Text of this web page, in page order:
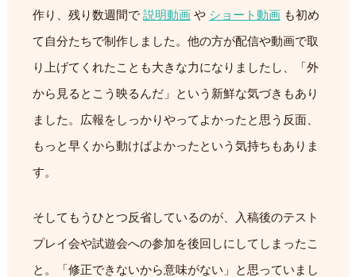
作り、残り数週間で 説明動画 や ショート動画 も初め
て自分たちで制作しました。他の方が配信や動画で取
り上げてくれたことも大きな力になりましたし、「外
から見るとこう映るんだ」という新鮮な気づきもあり
ました。広報をしっかりやってよかったと思う反面、
もっと早くから動けばよかったという気持ちもありま
す。
そしてもうひとつ反省しているのが、入稿後のテスト
プレイ会や試遊会への参加を後回しにしてしまったこ
と。「修正できないから意味がない」と思っていまし